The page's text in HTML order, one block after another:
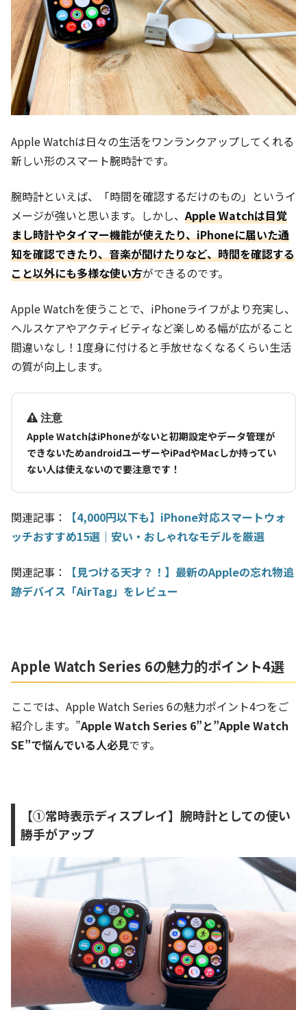
Apple Watchは日々の生活をワンランクアップしてくれる
新しい形のスマート腕時計です。
腕時計といえば、「時間を確認するだけのもの」というイ
メージが強いと思います。しかし、 Apple Watchは目覚
まし時計やタイマー機能が使えたり、iPhoneに届いた通
知を確認できたり、音楽が聞けたりなど、時間を確認する
こと以外にも多様な使い方ができるのです。
Apple Watchを使うことで、iPhoneライフがより充実し、
ヘルスケアやアクティビティなど楽しめる幅が広がること
間違いなし！1度身に付けると手放せなくなるくらい生活
の質が向上します。
注意
Apple WatchはiPhoneがないと初期設定やデータ管理が
できないためandroidユーザーやiPadやMacしか持ってい
ない人は使えないので要注意です！
関連記事：
【4,000円以下も】iPhone対応スマートウォ
ッチおすすめ15選｜安い・おしゃれなモデルを厳選
関連記事：
【見つける天才？！】最新のAppleの忘れ物追
跡デバイス「AirTag」をレビュー
Apple Watch Series 6の魅力的ポイント4選
ここでは、Apple Watch Series 6の魅力ポイント4つをご
紹介します。”Apple Watch Series 6”と”Apple Watch
SE”で悩んでいる人必見です。
【①常時表示ディスプレイ】腕時計としての使い
勝手がアップ